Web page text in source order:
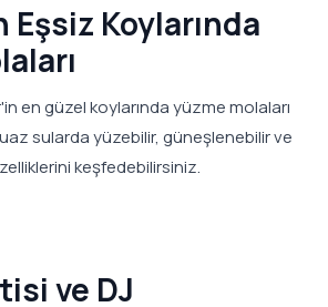
Koylarında
en güzel koylarında yüzme molaları
sularda yüzebilir, güneşlenebilir ve
keşfedebilirsiniz.
ve DJ